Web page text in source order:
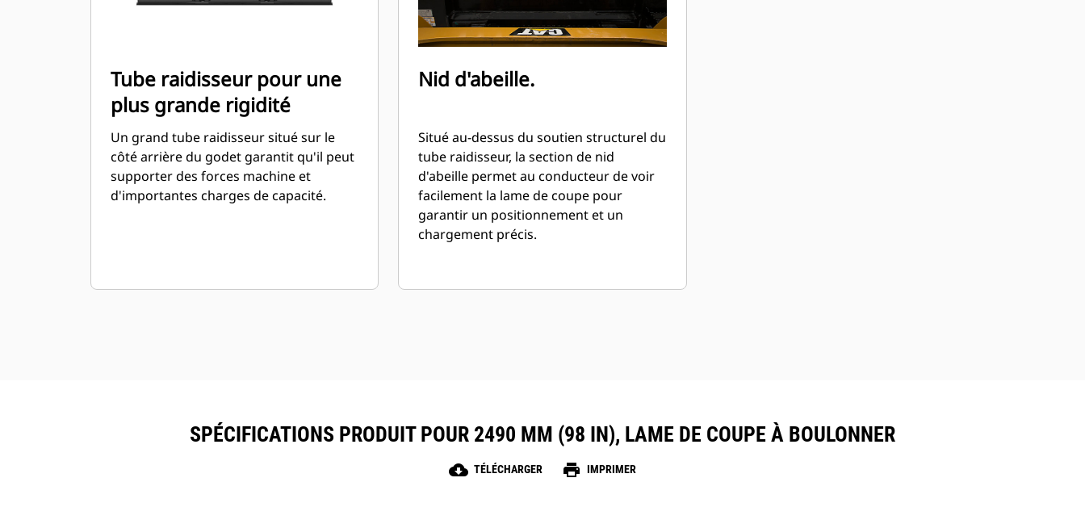
Tube raidisseur pour une
plus grande rigidité
Un grand tube raidisseur situé sur le
côté arrière du godet garantit qu'il peut
supporter des forces machine et
d'importantes charges de capacité.
Nid d'abeille.
Situé au-dessus du soutien structurel du
tube raidisseur, la section de nid
d'abeille permet au conducteur de voir
facilement la lame de coupe pour
garantir un positionnement et un
chargement précis.
SPÉCIFICATIONS PRODUIT POUR 2490 MM (98 IN), LAME DE COUPE À BOULONNER
cloud_download TÉLÉCHARGER print IMPRIMER